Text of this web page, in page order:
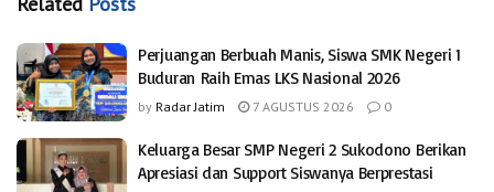
Perjuangan Berbuah Manis, Siswa SMK Negeri 1
Buduran Raih Emas LKS Nasional 2026
by Radar Jatim 7 AGUSTUS 2026 0
Keluarga Besar SMP Negeri 2 Sukodono Berikan
Apresiasi dan Support Siswanya Berprestasi